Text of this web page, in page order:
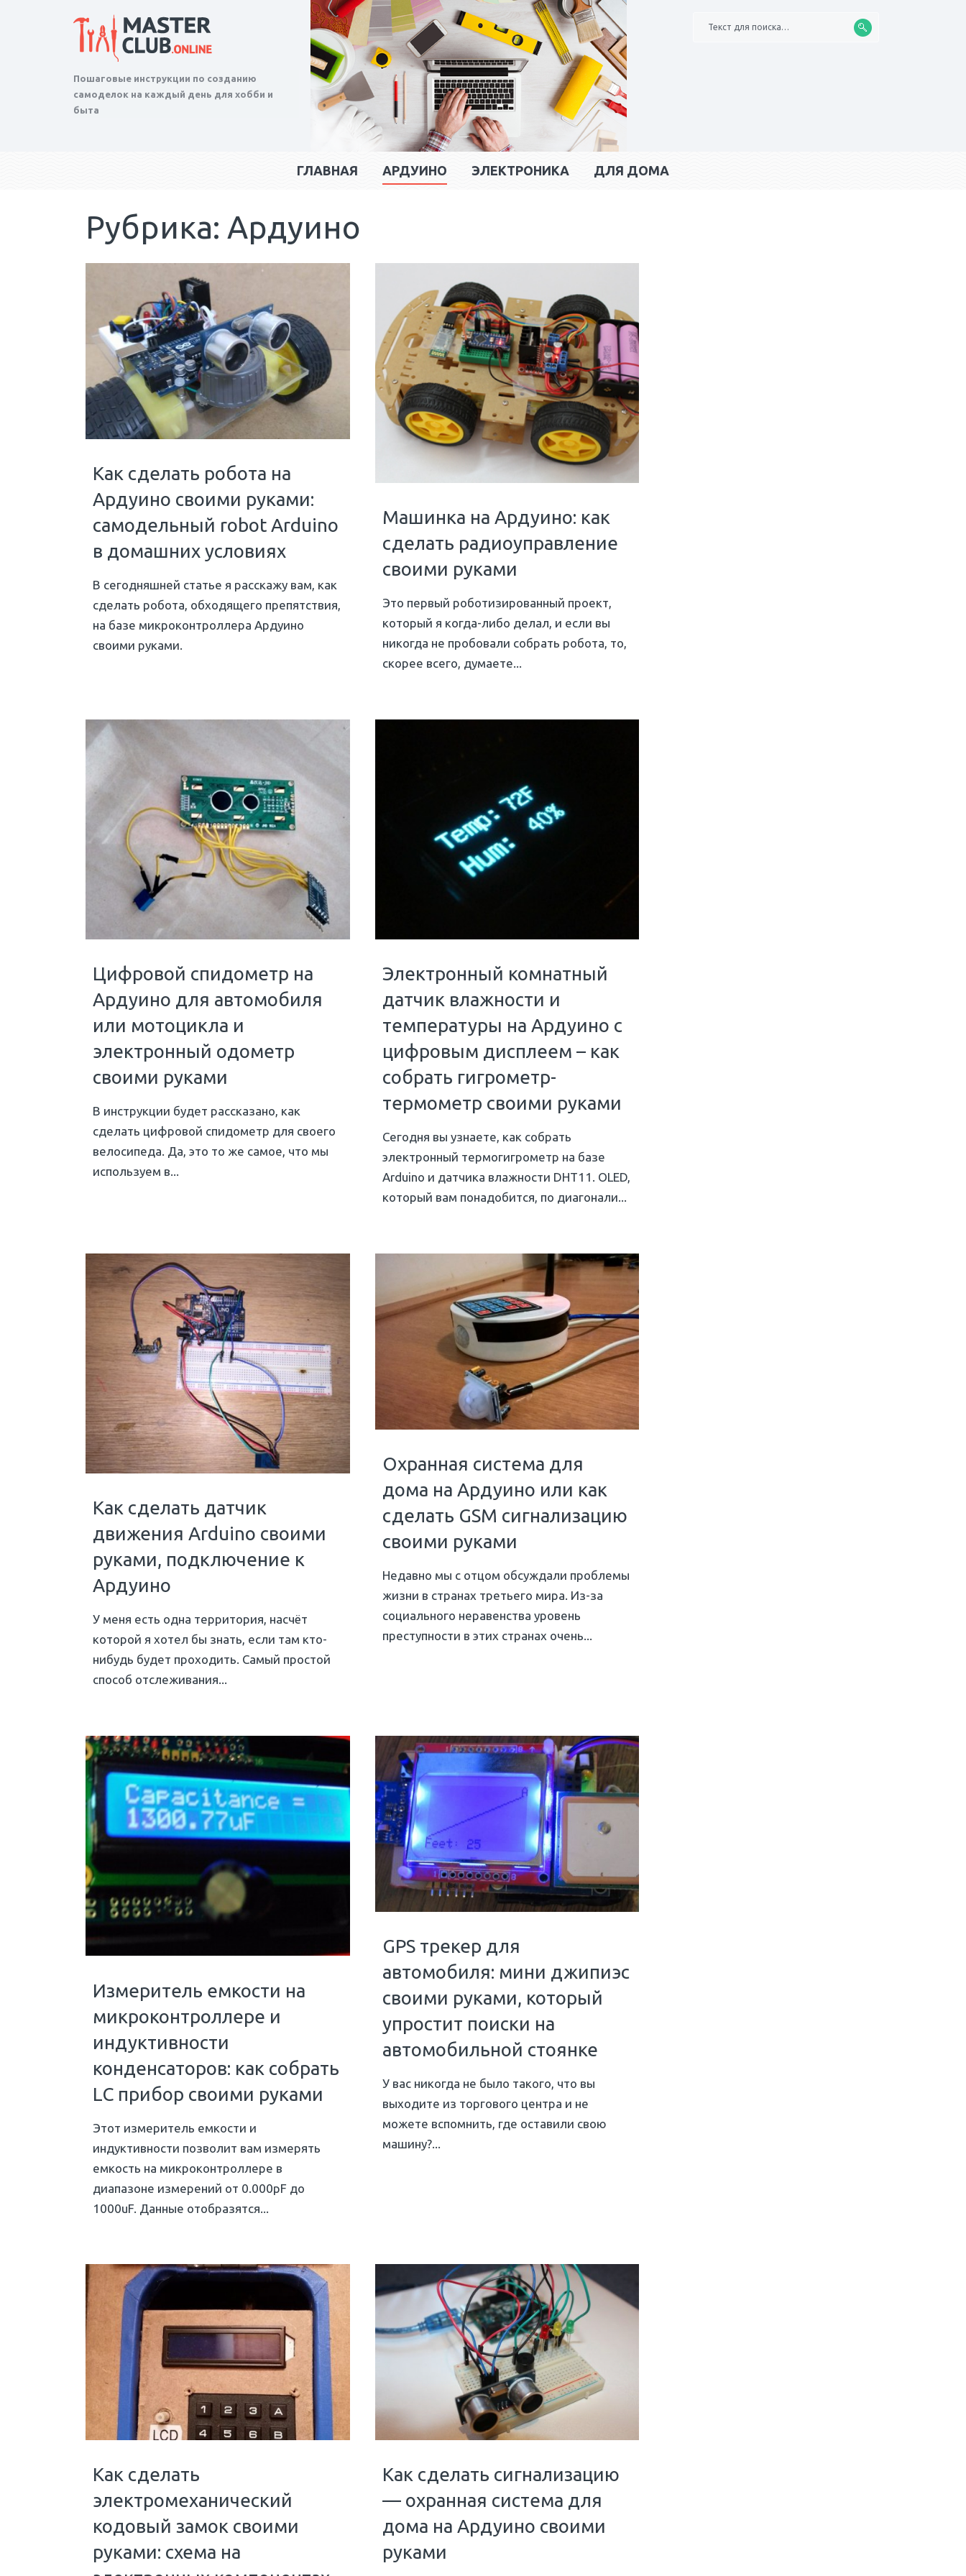
Пошаговые инструкции по созданию
самоделок на каждый день для хобби и
быта
Текст для поиска…
ГЛАВНАЯ АРДУИНО ЭЛЕКТРОНИКА ДЛЯ ДОМА
Рубрика: Ардуино
Как сделать робота на
Ардуино своими руками:
самодельный robot Arduino
в домашних условиях
В сегодняшней статье я расскажу вам, как
сделать робота, обходящего препятствия,
на базе микроконтроллера Ардуино
своими руками.
Машинка на Ардуино: как
сделать радиоуправление
своими руками
Это первый роботизированный проект,
который я когда-либо делал, и если вы
никогда не пробовали собрать робота, то,
скорее всего, думаете...
Цифровой спидометр на
Ардуино для автомобиля
или мотоцикла и
электронный одометр
своими руками
В инструкции будет рассказано, как
сделать цифровой спидометр для своего
велосипеда. Да, это то же самое, что мы
используем в...
Электронный комнатный
датчик влажности и
температуры на Ардуино с
цифровым дисплеем – как
собрать гигрометр-
термометр своими руками
Сегодня вы узнаете, как собрать
электронный термогигрометр на базе
Arduino и датчика влажности DHT11. OLED,
который вам понадобится, по диагонали...
Как сделать датчик
движения Arduino своими
руками, подключение к
Ардуино
У меня есть одна территория, насчёт
которой я хотел бы знать, если там кто-
нибудь будет проходить. Самый простой
способ отслеживания...
Охранная система для
дома на Ардуино или как
сделать GSM сигнализацию
своими руками
Недавно мы с отцом обсуждали проблемы
жизни в странах третьего мира. Из-за
социального неравенства уровень
преступности в этих странах очень...
Измеритель емкости на
микроконтроллере и
индуктивности
конденсаторов: как собрать
LC прибор своими руками
Этот измеритель емкости и
индуктивности позволит вам измерять
емкость на микроконтроллере в
диапазоне измерений от 0.000pF до
1000uF. Данные отобразятся...
GPS трекер для
автомобиля: мини джипиэс
своими руками, который
упростит поиски на
автомобильной стоянке
У вас никогда не было такого, что вы
выходите из торгового центра и не
можете вспомнить, где оставили свою
машину?...
Как сделать
электромеханический
кодовый замок своими
руками: схема на
Как сделать сигнализацию
— охранная система для
дома на Ардуино своими
руками